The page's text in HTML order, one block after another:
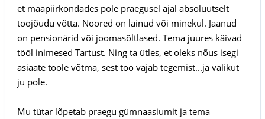
et maapiirkondades pole praegusel ajal absoluutselt
tööjõudu võtta. Noored on läinud või minekul. Jäänud
on pensionärid või joomasõltlased. Tema juures käivad
tööl inimesed Tartust. Ning ta ütles, et oleks nõus isegi
asiaate tööle võtma, sest töö vajab tegemist...ja valikut
ju pole.
Mu tütar lõpetab praegu gümnaasiumit ja tema